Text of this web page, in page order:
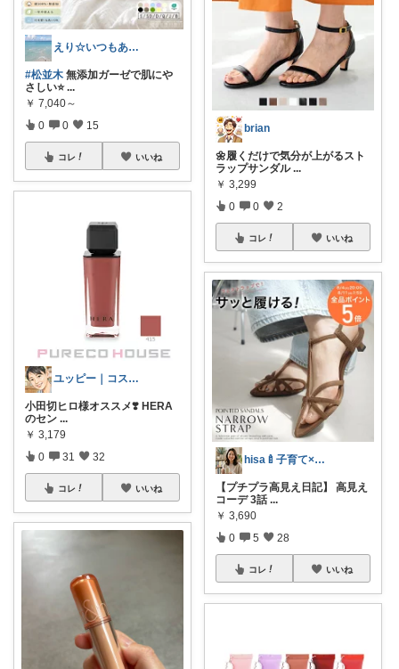
えり☆いつもありがとうございます
#松並木 無添加ガーゼで肌にや
さしい⭐️...
￥ 7,040～
0 0 15
コレ いいね
ユッピー｜コスメと子育てROOM
小田切ヒロ様オススメ❣️ HERA
のセン ...
￥ 3,179
0 31 32
コレ いいね
brian
🌼履くだけで気分が上がるスト
ラップサンダル ...
￥ 3,299
0 0 2
コレ いいね
hisa🍼子育て×大人可愛いお気に入り
【プチプラ高見え日記】 高見え
コーデ 3話 ...
￥ 3,690
0 5 28
コレ いいね